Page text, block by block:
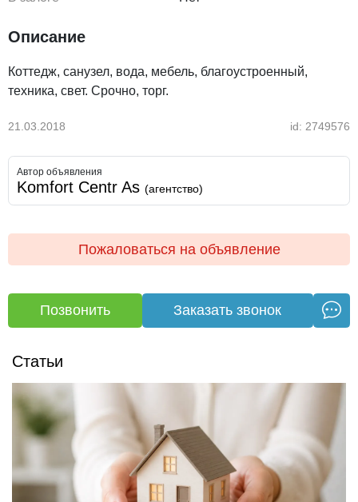
Описание
Коттедж, санузел, вода, мебель, благоустроенный,
техника, свет. Срочно, торг.
21.03.2018 id: 2749576
Автор объявления
Komfort Centr As (агентство)
Пожаловаться на объявление
Позвонить Заказать звонок
Статьи